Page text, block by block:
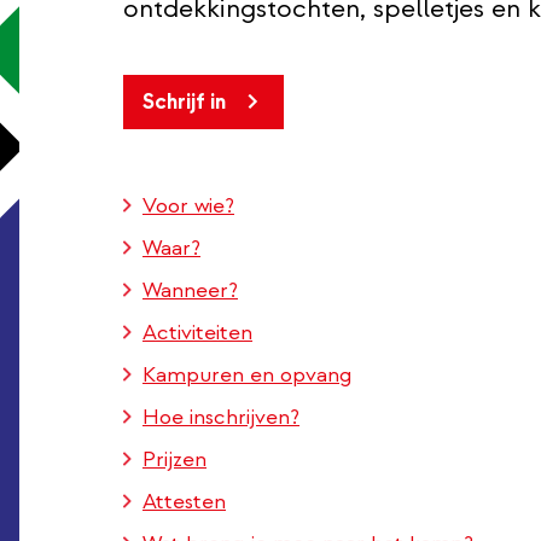
ontdekkingstochten, spelletjes en
Schrijf in
Voor wie?
Waar?
Wanneer?
Activiteiten
Kampuren en opvang
Hoe inschrijven?
Prijzen
Attesten